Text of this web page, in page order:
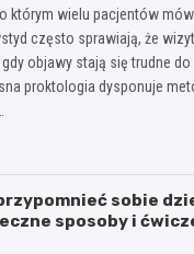
którym wielu pacjentów
często sprawiają, że
objawy stają się trudne do
proktologia dysponuje
sobie
sposoby i